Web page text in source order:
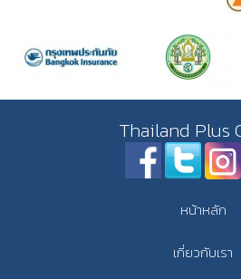
Thailand Plus
หน้าหลัก
เกี่ยวกับเรา